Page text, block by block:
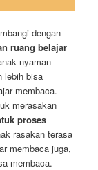
dengan
ruang belajar
nyaman
lebih bisa
membaca.
merasakan
proses
rasakan terasa
membaca juga,
membaca.